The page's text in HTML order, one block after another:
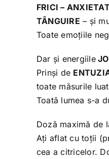
FRICI –
TÂNGUIRE – și
Toate emoțiile
Dar și energiile
Prinși de
toate măsurile
Toată lumea s-a
Doză maximă de
Ați aflat cu toții
cea a citricelor.